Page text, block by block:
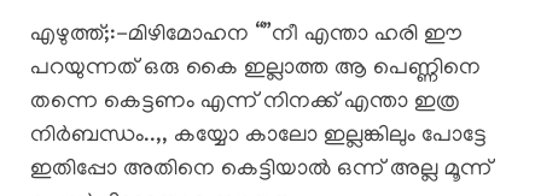
എഴുത്ത്;:-മിഴിമോഹന “”നീ എന്താ ഹരി ഈ
പറയുന്നത് ഒരു കൈ ഇല്ലാത്ത ആ പെണ്ണിനെ
തന്നെ കെട്ടണം എന്ന് നിനക്ക് എന്താ ഇത്ര
നിർബന്ധം..,, കയ്യോ കാലോ ഇല്ലങ്കിലും പോട്ടേ
ഇതിപ്പോ അതിനെ കെട്ടിയാൽ ഒന്ന് അല്ല മൂന്ന്